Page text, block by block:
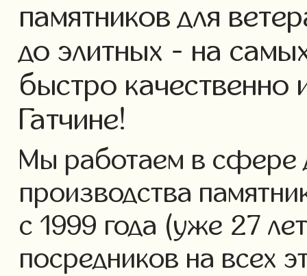
памятников для
до элитных - на
быстро
Гатчине!
Мы работаем в сфере
производства
с 1999 года (уже 27
посредников на всех